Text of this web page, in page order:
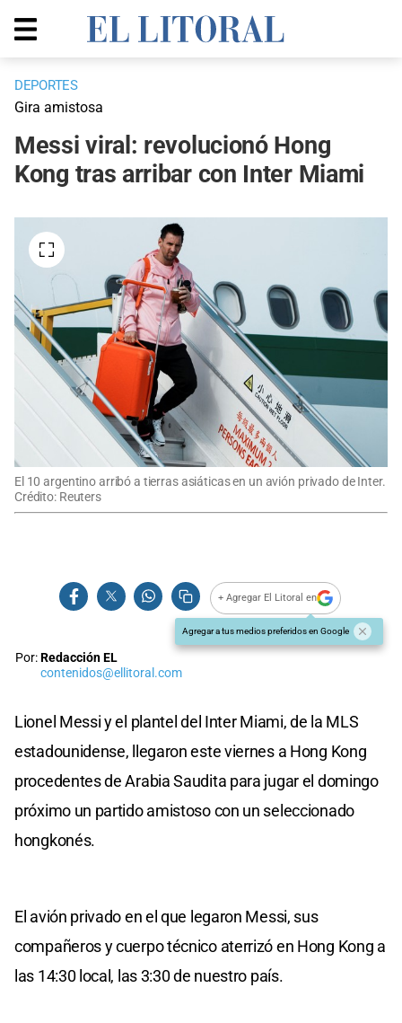
DEPORTES
Gira amistosa
Messi viral: revolucionó Hong
Kong tras arribar con Inter Miami
El 10 argentino arribó a tierras asiáticas en un avión privado de Inter.
Crédito: Reuters
+ Agregar El Litoral en
Agregar a tus medios preferidos en Google
Por:Redacción EL
contenidos@ellitoral.com
Lionel Messi y el plantel del Inter Miami, de la MLS
estadounidense, llegaron este viernes a Hong Kong
procedentes de Arabia Saudita para jugar el domingo
próximo un partido amistoso con un seleccionado
hongkonés.
El avión privado en el que legaron Messi, sus
compañeros y cuerpo técnico aterrizó en Hong Kong a
las 14:30 local, las 3:30 de nuestro país.